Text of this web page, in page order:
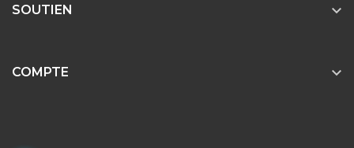
SOUTIEN 
COMPTE 